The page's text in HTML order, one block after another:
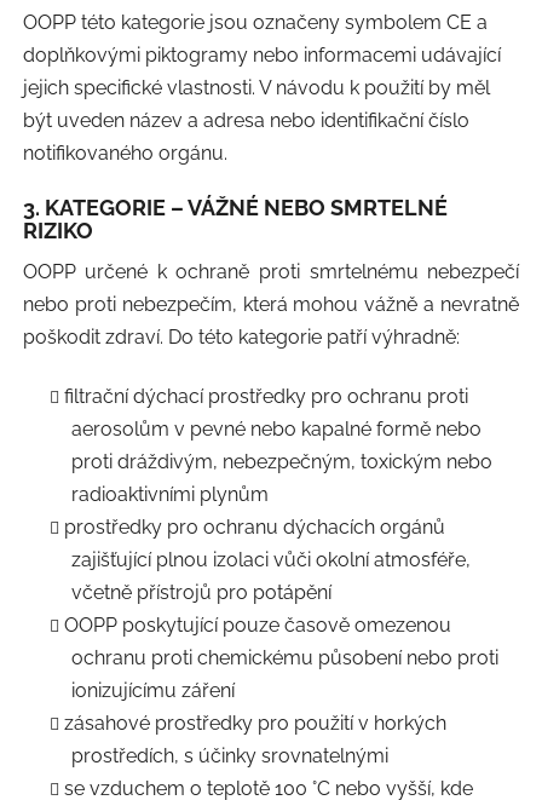
OOPP této kategorie jsou označeny symbolem CE a
doplňkovými piktogramy nebo informacemi udávající
jejich specifické vlastnosti. V návodu k použití by měl
být uveden název a adresa nebo identifikační číslo
notifikovaného orgánu.
3. KATEGORIE – VÁŽNÉ NEBO SMRTELNÉ
RIZIKO
OOPP určené k ochraně proti smrtelnému nebezpečí
nebo proti nebezpečím, která mohou vážně a nevratně
poškodit zdraví. Do této kategorie patří výhradně:
filtrační dýchací prostředky pro ochranu proti
aerosolům v pevné nebo kapalné formě nebo
proti dráždivým, nebezpečným, toxickým nebo
radioaktivními plynům
prostředky pro ochranu dýchacích orgánů
zajišťující plnou izolaci vůči okolní atmosféře,
včetně přístrojů pro potápění
OOPP poskytující pouze časově omezenou
ochranu proti chemickému působení nebo proti
ionizujícímu záření
zásahové prostředky pro použití v horkých
prostředích, s účinky srovnatelnými
se vzduchem o teplotě 100 °C nebo vyšší, kde